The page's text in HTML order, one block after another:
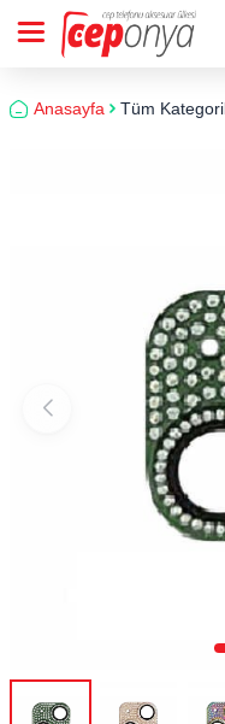
Anasayfa Tüm